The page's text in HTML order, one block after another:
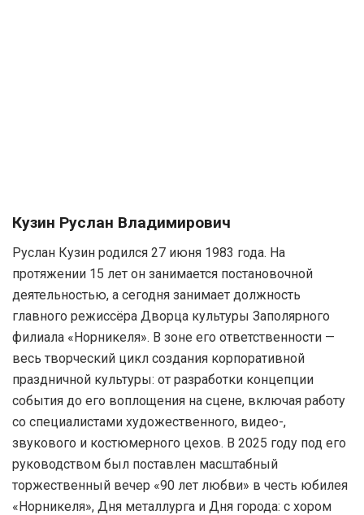
Кузин Руслан Владимирович
Руслан Кузин родился 27 июня 1983 года. На
протяжении 15 лет он занимается постановочной
деятельностью, а сегодня занимает должность
главного режиссёра Дворца культуры Заполярного
филиала «Норникеля». В зоне его ответственности —
весь творческий цикл создания корпоративной
праздничной культуры: от разработки концепции
события до его воплощения на сцене, включая работу
со специалистами художественного, видео-,
звукового и костюмерного цехов. В 2025 году под его
руководством был поставлен масштабный
торжественный вечер «90 лет любви» в честь юбилея
«Норникеля», Дня металлурга и Дня города: с хором